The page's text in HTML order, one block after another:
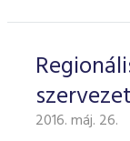
2016. máj. 26.